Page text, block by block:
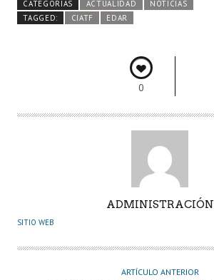
o er A dI
CATEGORÍAS ACTUALIDAD
NOTICIAS
TAGGED:
CIATF EDAR
0
U
O
ADMINISTRACIÓN
SITIO WEB
ARTÍCULO ANTERIOR